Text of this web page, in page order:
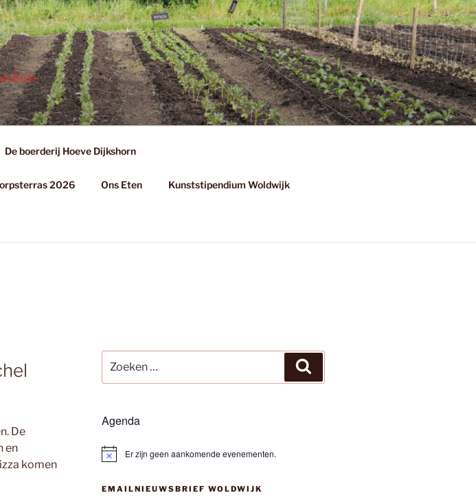
Boer
De boerderij Hoeve Dijkshorn
2026 Ons Eten Kunststipendium Woldwijk
De
en
komen
naar:
Agenda
i
Er zijn geen aankomende evenementen.
EMAILNIEUWSBRIEF WOLDWIJK